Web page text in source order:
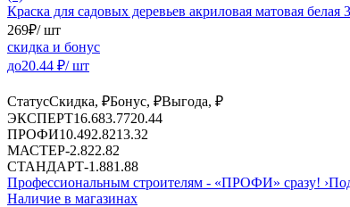
Краска для садовых деревьев акриловая матовая
269₽/ шт
скидка и бонус
до20.44 ₽/ шт
СтатусСкидка, ₽Бонус, ₽Выгода, ₽
ЭКСПЕРТ16.683.7720.44
ПРОФИ10.492.8213.32
МАСТЕР-2.822.82
СТАНДАРТ-1.881.88
Профессиональным строителям - «ПРОФИ» сразу! ›
Наличие в магазинах